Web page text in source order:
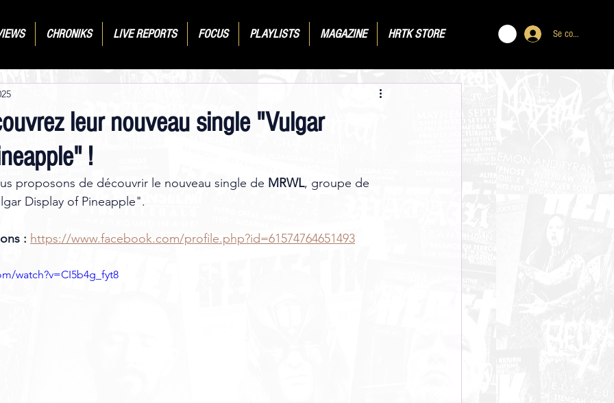
Se connecter
CHRONIKS LIVE REPORTS FOCUS PLAYLISTS MAGAZINE HRTK STORE
leur nouveau single "Vulgar
!
proposons de découvrir le nouveau single de MRWL, groupe de
Display of Pineapple".
: https://www.facebook.com/profile.php?id=61574764651493
watch?v=CI5b4g_fyt8